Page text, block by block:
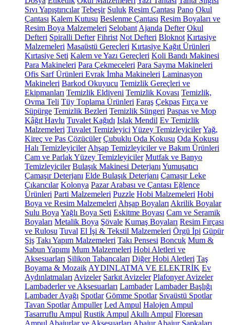
Sıvı Yapıştırıcılar Tebeşir Suluk Resim Çantası Pano Okul
Çantası Kalem Kutusu Beslenme Çantası Resim Boyaları ve
Resim Boya Malzemeleri Selobant Ajanda Defter Okul
Defteri Spiralli Defter Fihrist Not Defteri Bloknot Kırtasiye
Malzemeleri Masaüstü Gereçleri Kırtasiye Kağıt Ürünleri
Kırtasiye Seti Kalem ve Yazı Gereçleri Koli Bandı Makinesi
Para Makineleri Para Çekmeceleri Para Sayma Makineleri
Ofis Sarf Ürünleri Evrak İmha Makineleri Laminasyon
Makineleri Barkod Okuyucu Temizlik Gereçleri ve
Ekipmanları Temizlik Eldiveni Temizlik Kovası Temizlik,
Ovma Teli Tüy Toplama Ürünleri Faraş Çekpas Fırça ve
Süpürge Temizlik Bezleri Temizlik Süngeri Paspas ve Mop
Kâğıt Havlu Tuvalet Kağıdı Islak Mendil Ev Temizlik
Malzemeleri Tuvalet Temizleyici Yüzey TemizleyicilerYağ,
Kireç ve Pas Çözücüler Çubuklu Oda Kokusu Oda Kokusu
Halı Temizleyiciler Ahşap Temizleyiciler ve Bakım Ürünleri
Cam ve Parlak Yüzey Temizleyiciler Mutfak ve Banyo
Temizleyiciler Bulaşık Makinesi Deterjanı Yumuşatıcı
Çamaşır Deterjanı Elde Bulaşık Deterjanı Çamaşır Leke
Çıkarıcılar Kolonya Pazar Arabası ve Çantası Eğlence
Ürünleri Parti Malzemeleri Puzzle Hobi Malzemeleri Hobi
Boya ve Resim Malzemeleri Ahşap Boyaları Akrilik Boyalar
Sulu Boya Yağlı Boya Seti Eskitme Boyası Cam ve Seramik
Boyaları Metalik Boya Şövale Kumaş Boyaları Resim Fırçası
ve Rulosu Tuval El İşi & Tekstil Malzemeleri Örgü İpi Güpür
Şiş Takı Yapım Malzemeleri Takı Pensesi Boncuk Mum &
Sabun Yapımı Mum Malzemeleri Hobi Aletleri ve
Aksesuarları Silikon Tabancaları Diğer Hobi Aletleri Taş
Boyama & Mozaik AYDINLATMA VE ELEKTRİK Ev
Aydınlatmaları Avizeler Sarkıt Avizeler Plafonyer Avizeler
Lambaderler ve Aksesuarları Lambader Lambader Başlığı
Lambader Ayağı Spotlar Gömme Spotlar Sıvaüstü Spotlar
Tavan Spotlar Ampuller Led Ampul Halojen Ampul
Tasarruflu Ampul Rustik Ampul Akıllı Ampul Floresan
Ampul Abajurlar ve Aksesuarları Abajur Abajur Şapkaları